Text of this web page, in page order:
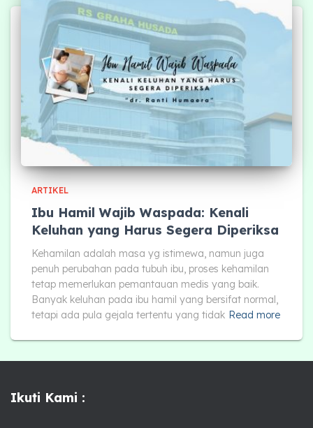
ARTIKEL
Ibu Hamil Wajib Waspada: Kenali
Keluhan yang Harus Segera Diperiksa
Kehamilan adalah masa yg istimewa, namun juga
penuh perubahan pada tubuh ibu, proses kehamilan
tetap memerlukan pemantauan medis yang baik.
Banyak keluhan pada ibu hamil yang bersifat normal,
tetapi ada pula gejala tertentu yang tidak Read more
Ikuti Kami :